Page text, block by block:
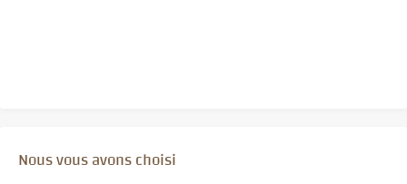
Nous vous avons choisi